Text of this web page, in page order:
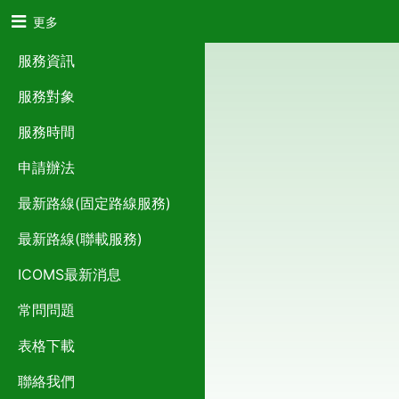
更多
服務資訊
服務對象
服務時間
申請辦法
最新路線(固定路線服務)
最新路線(聯載服務)
ICOMS最新消息
常問問題
表格下載
聯絡我們